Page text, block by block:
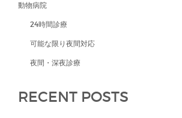
動物病院
24時間診療
可能な限り夜間対応
夜間・深夜診療
RECENT POSTS